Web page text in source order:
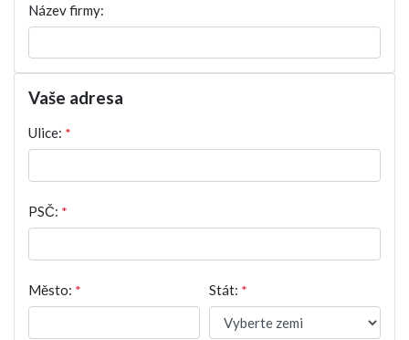
Název firmy:
Vaše adresa
Ulice: *
PSČ: *
Město: * Stát: *